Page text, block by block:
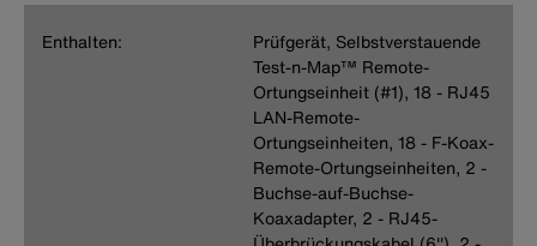
Enthalten:
Prüfgerät, Selbstverstauende
Test-n-Map™ Remote-
Ortungseinheit (#1), 18 - RJ45
LAN-Remote-
Ortungseinheiten, 18 - F-Koax-
Remote-Ortungseinheiten, 2 -
Buchse-auf-Buchse-
Koaxadapter, 2 - RJ45-